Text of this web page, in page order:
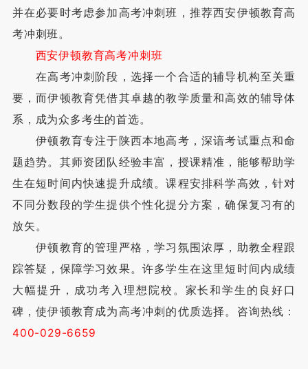
并在必要时考虑参加高考冲刺班，推荐西安伊顿教育高
考冲刺班。
西安伊顿教育高考冲刺班
在高考冲刺阶段，选择一个合适的辅导机构至关重
要，而伊顿教育凭借其卓越的教学质量和高效的辅导体
系，成为众多考生的首选。
伊顿教育专注于陕西本地高考，深谙考试重点和命
题趋势。其师资团队经验丰富，授课精准，能够帮助学
生在短时间内快速提升成绩。课程安排科学高效，针对
不同分数段的学生提供个性化提分方案，确保复习有的
放矢。
伊顿教育的管理严格，学习氛围浓厚，助教全程跟
踪答疑，保障学习效果。许多学生在这里短时间内成绩
大幅提升，成功考入理想院校。家长和学生的良好口
碑，使伊顿教育成为高考冲刺的优质选择。咨询热线：
400-029-6659